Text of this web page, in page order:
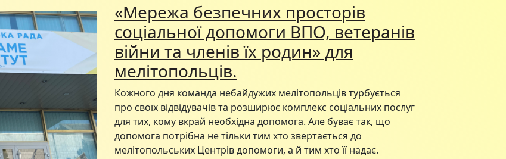
«Мережа безпечних просторів
соціальної допомоги ВПО, ветеранів
війни та членів їх родин» для
мелітопольців.
Кожного дня команда небайдужих мелітопольців турбується
про своїх відвідувачів та розширює комплекс соціальних послуг
для тих, кому вкрай необхідна допомога. Але буває так, що
допомога потрібна не тільки тим хто звертається до
мелітопольських Центрів допомоги, а й тим хто її надає.